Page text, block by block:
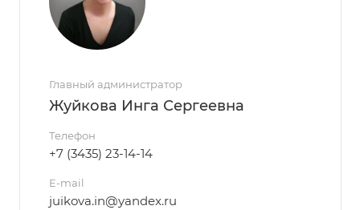
Главный администратор
Жуйкова Инга Сергеевна
Телефон
+7 (3435) 23-14-14
E-mail
juikova.in@yandex.ru